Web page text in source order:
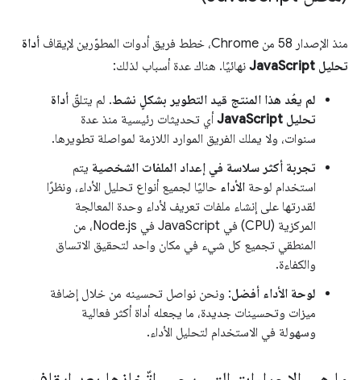
منذ الإصدار 58 من Chrome، خطط فريق أدوات المطوّرين لإيقاف
أداة
تحليل JavaScript
نهائيًا. هناك عدة أسباب لذلك:
لم يعُد هذا المنتج قيد التطوير بشكلٍ نشط. لم يتلقّ أداة
تحليل JavaScript
أي تحديثات رئيسية منذ عدة
سنوات، ولا يملك الفريق الموارد اللازمة لمواصلة تطويرها.
تجربة أكثر سلاسة في إعداد الملفات الشخصية يتم
استخدام لوحة الأداء حاليًا لجميع أنواع تحليل الأداء، ونظرًا
لقدرتها على إنشاء ملفات تعريف لأداء وحدة المعالجة
المركزية (CPU) في JavaScript في Node.js، من
المنطقي تجميع كل شيء في مكان واحد لتحقيق الاتساق
والكفاءة.
لوحة الأداء أفضل: ونحن نواصل تحسينه من خلال إضافة
ميزات وتحسينات جديدة، ما يجعله أداة أكثر فعالية
وسهولة في الاستخدام لتحليل الأداء.